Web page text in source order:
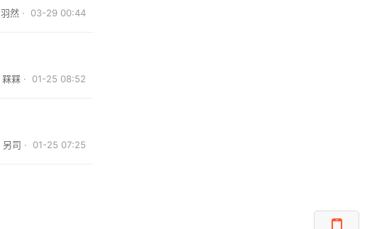
羽然 · 03-29 00:44
槑槑 · 01-25 08:52
另司 · 01-25 07:25